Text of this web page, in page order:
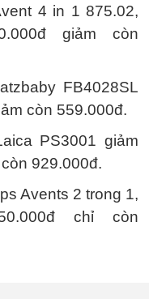
4 in 1 875.02,
giảm còn
FB4028SL
còn 559.000đ.
PS3001 giảm
929.000đ.
Avents 2 trong 1,
chỉ còn